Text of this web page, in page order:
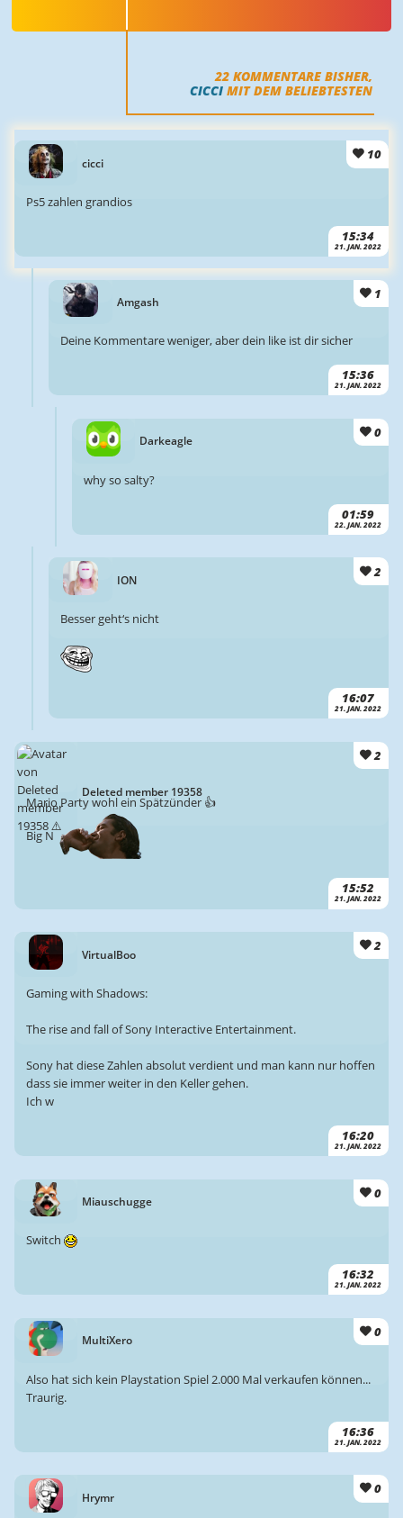
22 KOMMENTARE BISHER,
CICCI MIT DEM BELIEBTESTEN
cicci
10
15:34
21. JAN. 2022
Ps5 zahlen grandios
Amgash
1
15:36
21. JAN. 2022
Deine Kommentare weniger, aber dein like ist dir sicher
Darkeagle
0
01:59
22. JAN. 2022
why so salty?
ION
2
16:07
21. JAN. 2022
Besser geht‘s nicht
Deleted member 19358
2
15:52
21. JAN. 2022
Mario Party wohl ein Spätzünder 👍
Big N
VirtualBoo
2
16:20
21. JAN. 2022
Gaming with Shadows:
The rise and fall of Sony Interactive Entertainment.
Sony hat diese Zahlen absolut verdient und man kann nur hoffen
dass sie immer weiter in den Keller gehen.
Ich w
Miauschugge
0
16:32
21. JAN. 2022
Switch
MultiXero
0
16:36
21. JAN. 2022
Also hat sich kein Playstation Spiel 2.000 Mal verkaufen können...
Traurig.
Hrymr
0